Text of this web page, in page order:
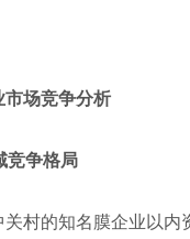
场竞争分析
争格局
的知名膜企业以内资